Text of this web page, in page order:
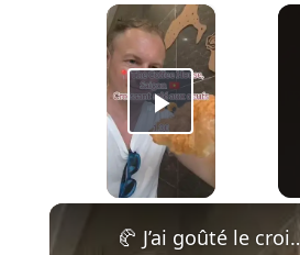
×
Play Video
🥐 J’ai goûté le croissant